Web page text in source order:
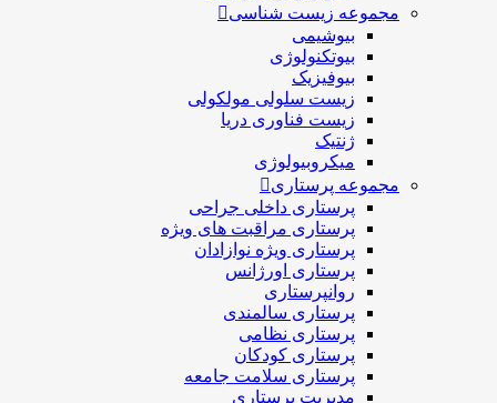
مجموعه زیست شناسی
بیوشیمی
بیوتکنولوژی
بیوفیزیک
زیست سلولی مولکولی
زیست فناوری دریا
ژنتیک
میکروبیولوژی
مجموعه پرستاری
پرستاری داخلی جراحی
پرستاری مراقبت های ويژه
پرستاری ويژه نوازادان
پرستاری اورژانس
روانپرستاری
پرستاری سالمندی
پرستاری نظامی
پرستاری کودکان
پرستاری سلامت جامعه
مدیریت پرستاری